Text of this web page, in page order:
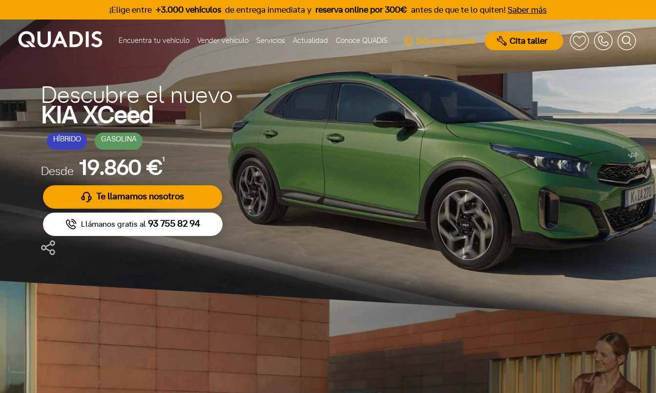
¡Elige entre +3.000 vehículos de entrega inmediata y reserva online por 300€ antes de que te lo quiten! Saber más
Encuentra tu vehículo Vender vehículo Servicios Actualidad Conoce QUADIS Dónde estamos Cita taller
Descubre el nuevo
KIA XCeed
HÍBRIDO GASOLINA
Desde 19.860 €1
Te llamamos nosotros
Llámanos gratis al 93 755 82 94